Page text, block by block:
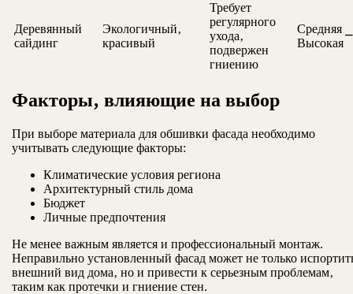
Деревянный
сайдинг
Экологичный‚
красивый
Требует
регулярного
ухода‚
подвержен
гниению
Средняя ⎯
Высокая
Факторы‚ влияющие на выбор
При выборе материала для обшивки фасада необходимо
учитывать следующие факторы:
Климатические условия региона
Архитектурный стиль дома
Бюджет
Личные предпочтения
Не менее важным является и профессиональный монтаж.
Неправильно установленный фасад может не только
внешний вид дома‚ но и привести к серьезным проблемам‚
таким как протечки и гниение стен.